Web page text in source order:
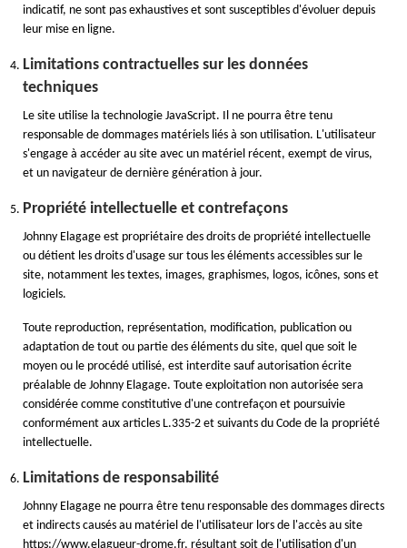
indicatif, ne sont pas exhaustives et sont susceptibles d'évoluer depuis
leur mise en ligne.
Limitations contractuelles sur les données
techniques
Le site utilise la technologie JavaScript. Il ne pourra être tenu
responsable de dommages matériels liés à son utilisation. L'utilisateur
s'engage à accéder au site avec un matériel récent, exempt de virus,
et un navigateur de dernière génération à jour.
Propriété intellectuelle et contrefaçons
Johnny Elagage est propriétaire des droits de propriété intellectuelle
ou détient les droits d'usage sur tous les éléments accessibles sur le
site, notamment les textes, images, graphismes, logos, icônes, sons et
logiciels.
Toute reproduction, représentation, modification, publication ou
adaptation de tout ou partie des éléments du site, quel que soit le
moyen ou le procédé utilisé, est interdite sauf autorisation écrite
préalable de Johnny Elagage. Toute exploitation non autorisée sera
considérée comme constitutive d'une contrefaçon et poursuivie
conformément aux articles L.335-2 et suivants du Code de la propriété
intellectuelle.
Limitations de responsabilité
Johnny Elagage ne pourra être tenu responsable des dommages directs
et indirects causés au matériel de l'utilisateur lors de l'accès au site
https://www.elagueur-drome.fr, résultant soit de l'utilisation d'un